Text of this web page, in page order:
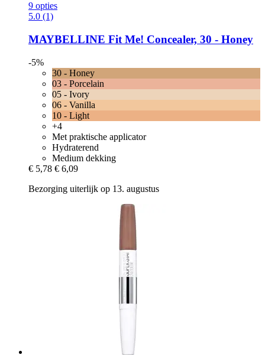
9 opties
5.0 (1)
MAYBELLINE Fit Me! Concealer, 30 -​ Honey
-5%
30 - Honey
03 - Porcelain
05 - Ivory
06 - Vanilla
10 - Light
+4
Met praktische applicator
Hydraterend
Medium dekking
€ 5,78 € 6,09
Bezorging uiterlijk op 13. augustus